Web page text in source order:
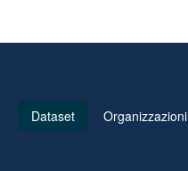
Dataset Organizzazioni